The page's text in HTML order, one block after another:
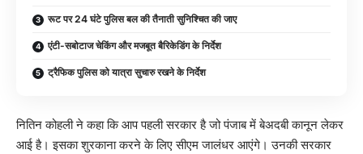
रूट पर 24 घंटे पुलिस बल की तैनाती सुनिश्चित की जाए
एंटी-सबोटाज चेकिंग और मजबूत बैरिकेडिंग के निर्देश
ट्रैफिक पुलिस को यात्रा सुचारु रखने के निर्देश
नितिन कोहली ने कहा कि आप पहली सरकार है जो पंजाब में बेअदबी कानून लेकर
आई है। इसका शुरकाना करने के लिए सीएम जालंधर आएंगे। उनकी सरकार